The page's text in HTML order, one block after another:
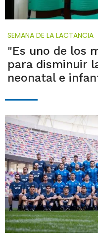
SEMANA DE LA LACTANCIA
"Es uno de los
para disminuir
neonatal e